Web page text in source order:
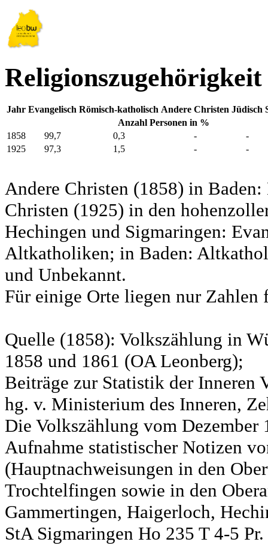
Jahr Evangelisch Römisch-katholisch Andere Christen Jüdisch
Anzahl Personen in %
1858
99,7 0,3 -
-
1925
97,3 1,5 - -
Andere Christen (1858) in
Christen (1925) in den
Hechingen und Sigmaringen:
Altkatholiken; in Baden:
und Unbekannt.
Für einige Orte liegen nur Zahlen
Quelle (1858): Volkszählung in
1858 und 1861 (OA Leonberg);
Beiträge zur Statistik der Inneren
hg. v. Ministerium des Inneren,
Die Volkszählung vom
Aufnahme statistischer Notizen
(Hauptnachweisungen in den
Trochtelfingen sowie in den
Gammertingen, Haigerloch,
StA Sigmaringen Ho 235 T 4-5